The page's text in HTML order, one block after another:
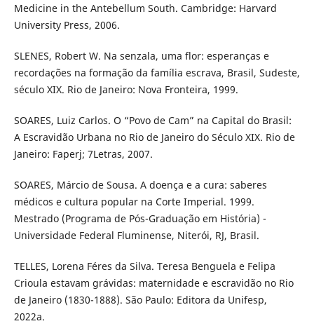
Medicine in the Antebellum South. Cambridge: Harvard
University Press, 2006.
SLENES, Robert W. Na senzala, uma flor: esperanças e
recordações na formação da família escrava, Brasil, Sudeste,
século XIX. Rio de Janeiro: Nova Fronteira, 1999.
SOARES, Luiz Carlos. O “Povo de Cam” na Capital do Brasil:
A Escravidão Urbana no Rio de Janeiro do Século XIX. Rio de
Janeiro: Faperj; 7Letras, 2007.
SOARES, Márcio de Sousa. A doença e a cura: saberes
médicos e cultura popular na Corte Imperial. 1999.
Mestrado (Programa de Pós-Graduação em História) -
Universidade Federal Fluminense, Niterói, RJ, Brasil.
TELLES, Lorena Féres da Silva. Teresa Benguela e Felipa
Crioula estavam grávidas: maternidade e escravidão no Rio
de Janeiro (1830-1888). São Paulo: Editora da Unifesp,
2022a.